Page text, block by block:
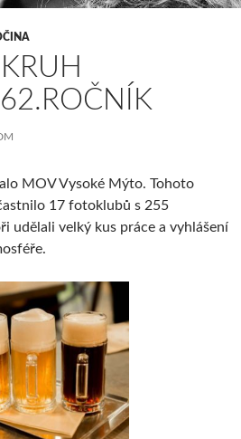
MOV Vysoké Mýto. Tohoto
17 fotoklubů s 255
udělali velký kus práce a vyhlášení